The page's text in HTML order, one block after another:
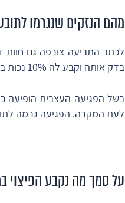
מהם הנזקים שנגרמו
לכתב התביעה צורפה גם חוות
בדק אותה וקבע לה 10% נכות בגין הפגיעה העצבית השורשית והופעת חולשה של כף הרגל.
לעת המקרה. הפגיעה גרמה
על סמך מה נקבע הפיצוי